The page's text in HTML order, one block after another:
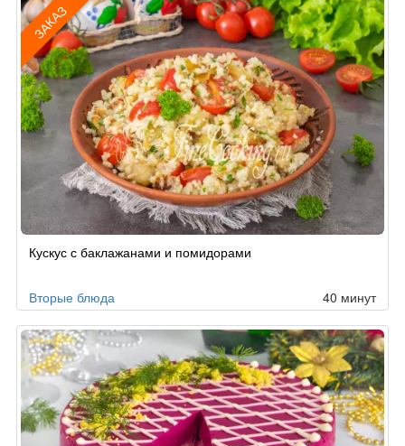
ЗАКАЗ
поКускус с баклажанами и помидорами
Вторые блюда 40 минут